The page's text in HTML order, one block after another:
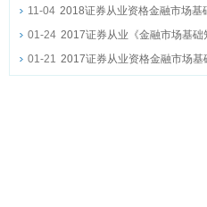
11-04 2018证券从业资格金融市场基
01-24 2017证券从业《金融市场基础
01-21 2017证券从业资格金融市场基